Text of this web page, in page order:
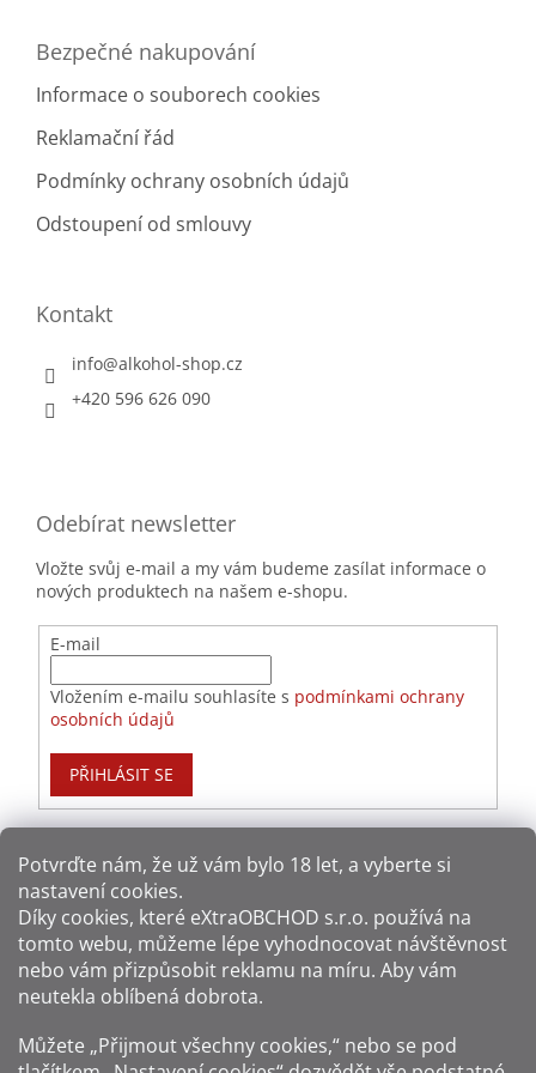
Potvrďte nám​​, že už vám bylo 18 let, a vyberte si
nastavení cookies.
Díky cookies, které eXtraOBCHOD s.r.o. používá na
tomto webu, můžeme lépe vyhodnocovat návštěvnost
nebo vám přizpůsobit reklamu na míru. Aby vám
neutekla oblíbená dobrota.
Můžete „Přijmout všechny cookies,“ nebo se pod
Bezpečné nakupování
Informace o souborech cookies
Reklamační řád
Podmínky ochrany osobních údajů
Odstoupení od smlouvy
Kontakt
info@alkohol-shop.cz
+420 596 626 090
Odebírat newsletter
Vložte svůj e-mail a my vám budeme zasílat informace o
nových produktech na našem e-shopu.
E-mail
Vložením e-mailu souhlasíte s podmínkami ochrany
osobních údajů
PŘIHLÁSIT SE
Způsoby dopravy: